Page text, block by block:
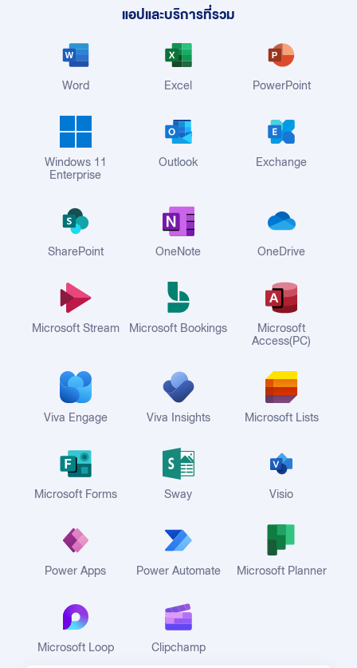
แอปและบริการที่รวม
Word Excel PowerPoint
Windows 11
Enterprise
Outlook Exchange
SharePoint OneNote OneDrive
Microsoft Stream Microsoft Bookings Microsoft
Access(PC)
Viva Engage Viva Insights Microsoft Lists
Microsoft Forms Sway Visio
Power Apps Power Automate Microsoft Planner
Microsoft Loop Clipchamp